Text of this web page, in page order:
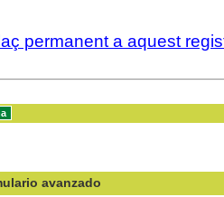
permanent a aquest
avanzado